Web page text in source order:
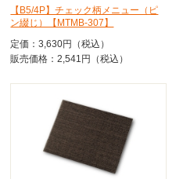
【B5/4P】チェック柄メニュー（ピ
ン綴じ）【MTMB-307】
定価：3,630円（税込）
販売価格：2,541円（税込）